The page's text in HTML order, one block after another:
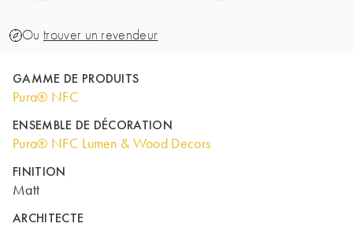
Ou trouver un revendeur
GAMME DE PRODUITS
Pura® NFC
ENSEMBLE DE DÉCORATION
Pura® NFC Lumen & Wood Decors
FINITION
Matt
ARCHITECTE